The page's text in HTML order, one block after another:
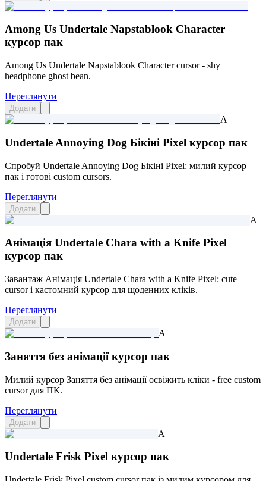
Among Us Undertale Napstablook Character
курсор пак
Among Us Undertale Napstablook Character cursor - shy
headphone ghost bean.
Переглянути
Додати
A
Undertale Annoying Dog Бікіні Pixel курсор пак
Спробуй Undertale Annoying Dog Бікіні Pixel: милий курсор
пак і готові custom cursors.
Переглянути
Додати
A
Анімація Undertale Chara with a Knife Pixel
курсор пак
Завантаж Анімація Undertale Chara with a Knife Pixel: cute
cursor і кастомний курсор для щоденних кліків.
Переглянути
Додати
A
Заняття без анімації курсор пак
Милий курсор Заняття без анімації освіжить кліки - free custom
cursor для ПК.
Переглянути
Додати
A
Undertale Frisk Pixel курсор пак